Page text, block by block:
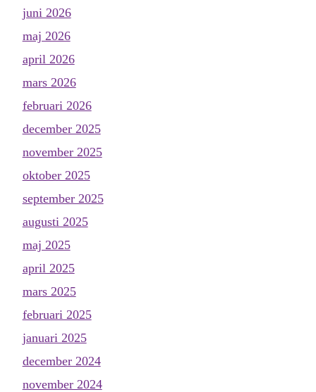
juni 2026
maj 2026
april 2026
mars 2026
februari 2026
december 2025
november 2025
oktober 2025
september 2025
augusti 2025
maj 2025
april 2025
mars 2025
februari 2025
januari 2025
december 2024
november 2024